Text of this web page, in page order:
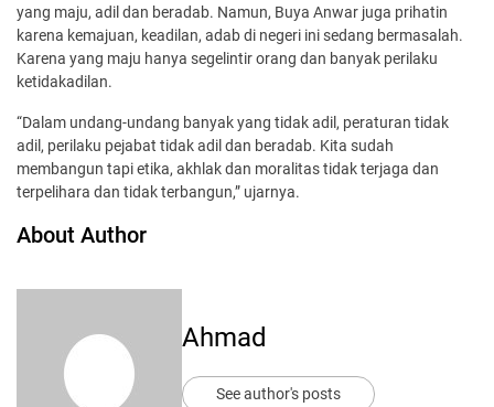
yang maju, adil dan beradab. Namun, Buya Anwar juga prihatin
karena kemajuan, keadilan, adab di negeri ini sedang bermasalah.
Karena yang maju hanya segelintir orang dan banyak perilaku
ketidakadilan.
“Dalam undang-undang banyak yang tidak adil, peraturan tidak
adil, perilaku pejabat tidak adil dan beradab. Kita sudah
membangun tapi etika, akhlak dan moralitas tidak terjaga dan
terpelihara dan tidak terbangun,” ujarnya.
About Author
Ahmad
See author's posts